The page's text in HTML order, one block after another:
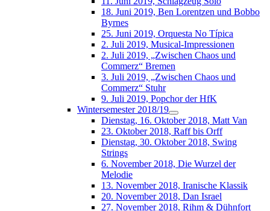
18. Juni 2019, Ben Lorentzen und Bobbo
Byrnes
25. Juni 2019, Orquesta No Típica
2. Juli 2019, Musical-Impressionen
2. Juli 2019, „Zwischen Chaos und
Commerz“ Bremen
3. Juli 2019, „Zwischen Chaos und
Commerz“ Stuhr
9. Juli 2019, Popchor der HfK
Wintersemester 2018/19
Dienstag, 16. Oktober 2018, Matt Van
23. Oktober 2018, Raff bis Orff
Dienstag, 30. Oktober 2018, Swing
Strings
6. November 2018, Die Wurzel der
Melodie
13. November 2018, Iranische Klassik
20. November 2018, Dan Israel
27. November 2018, Rihm & Dühnfort